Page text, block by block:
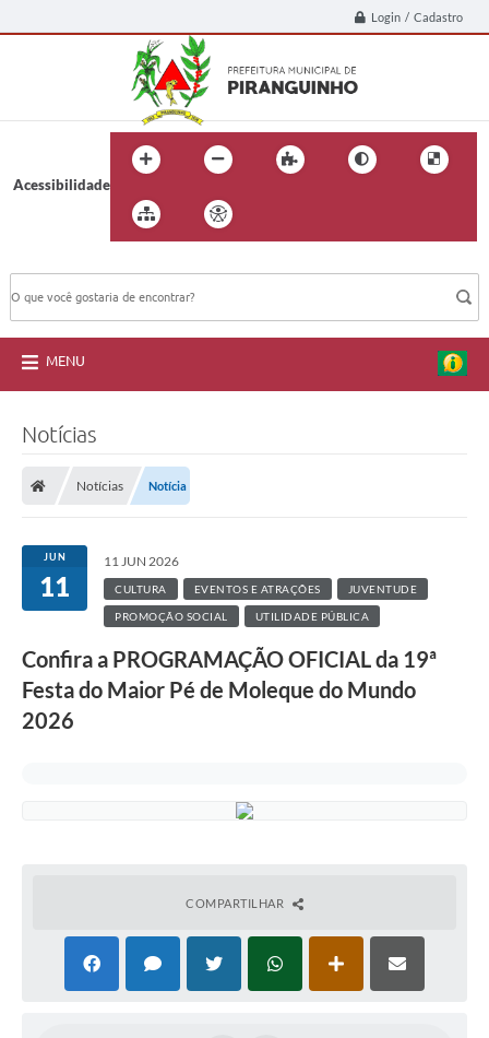
Login / Cadastro
Acessibilidade
MENU
Notícias
Notícias Notícia
JUN
11
11 JUN 2026
CULTURA EVENTOS E ATRAÇÕES JUVENTUDE
PROMOÇÃO SOCIAL UTILIDADE PÚBLICA
Confira a PROGRAMAÇÃO OFICIAL da 19ª
Festa do Maior Pé de Moleque do Mundo
2026
COMPARTILHAR